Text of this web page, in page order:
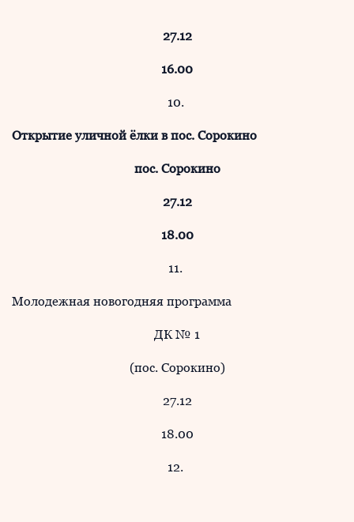
27.12
16.00
10.
Открытие уличной ёлки в пос. Сорокино
пос. Сорокино
27.12
18.00
11.
Молодежная новогодняя программа
ДК № 1
(пос. Сорокино)
27.12
18.00
12.